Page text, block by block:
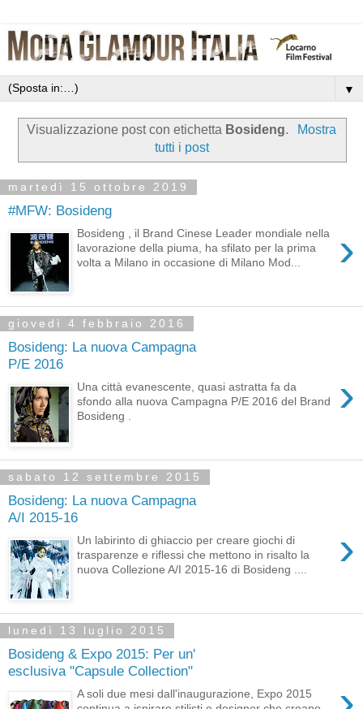
▼
Visualizzazione post con etichetta Bosideng.
Mostra
tutti i post
martedì 15 ottobre 2019
#MFW: Bosideng
›
Bosideng , il Brand Cinese Leader mondiale nella
lavorazione della piuma, ha sfilato per la prima
volta a Milano in occasione di Milano Mod...
giovedì 4 febbraio 2016
Bosideng: La nuova Campagna
P/E 2016
›
Una città evanescente, quasi astratta fa da
sfondo alla nuova Campagna P/E 2016 del Brand
Bosideng .
sabato 12 settembre 2015
Bosideng: La nuova Campagna
A/I 2015-16
›
Un labirinto di ghiaccio per creare giochi di
trasparenze e riflessi che mettono in risalto la
nuova Collezione A/I 2015-16 di Bosideng ....
lunedì 13 luglio 2015
Bosideng & Expo 2015: Per un'
esclusiva "Capsule Collection"
A soli due mesi dall'inaugurazione, Expo 2015